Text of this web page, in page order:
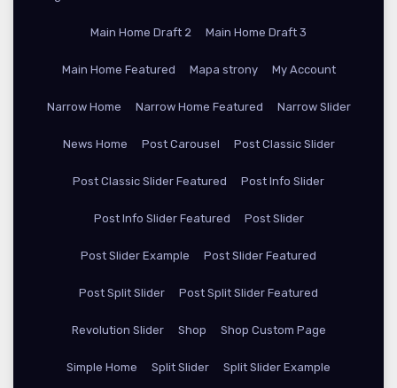
Main Home Draft 2 Main Home Draft 3
Main Home Featured Mapa strony My Account
Narrow Home Narrow Home Featured Narrow Slider
News Home Post Carousel Post Classic Slider
Post Classic Slider Featured Post Info Slider
Post Info Slider Featured Post Slider
Post Slider Example Post Slider Featured
Post Split Slider Post Split Slider Featured
Revolution Slider Shop Shop Custom Page
Simple Home Split Slider Split Slider Example